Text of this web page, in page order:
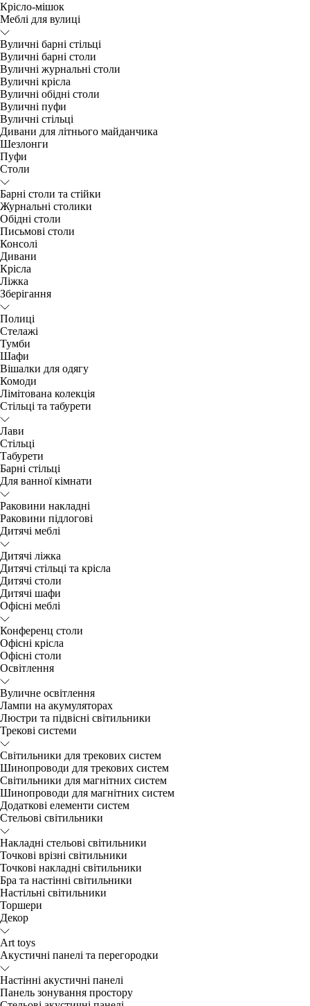
Крісло-мішок
Меблі для вулиці
Вуличні барні стільці
Вуличні барні столи
Вуличні журнальні столи
Вуличні крісла
Вуличні обідні столи
Вуличні пуфи
Вуличні стільці
Дивани для літнього майданчика
Шезлонги
Пуфи
Столи
Барні столи та стійки
Журнальні столики
Обідні столи
Письмові столи
Консолі
Дивани
Крісла
Ліжка
Зберігання
Полиці
Стелажі
Тумби
Шафи
Вішалки для одягу
Комоди
Лімітована колекція
Стільці та табурети
Лави
Стільці
Табурети
Барні стільці
Для ванної кімнати
Раковини накладні
Раковини підлогові
Дитячі меблі
Дитячі ліжка
Дитячі стільці та крісла
Дитячі столи
Дитячі шафи
Офісні меблі
Конференц столи
Офісні крісла
Офісні столи
Освітлення
Вуличне освітлення
Лампи на акумуляторах
Люстри та підвісні світильники
Трекові системи
Світильники для трекових систем
Шинопроводи для трекових систем
Світильники для магнітних систем
Шинопроводи для магнітних систем
Додаткові елементи систем
Cтельові світильники
Накладні стельові світильники
Точкові врізні світильники
Точкові накладні світильники
Бра та настінні світильники
Настільні світильники
Торшери
Декор
Art toys
Акустичні панелі та перегородки
Настінні акустичні панелі
Панель зонування простору